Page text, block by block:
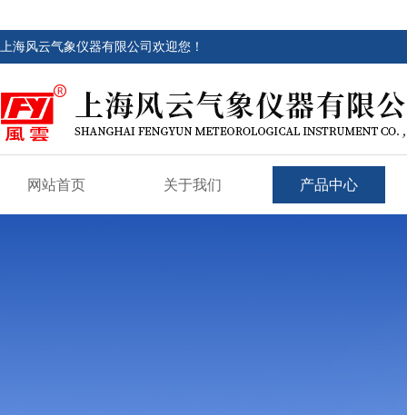
上海风云气象仪器有限公司欢迎您！
网站首页 关于我们 产品中心